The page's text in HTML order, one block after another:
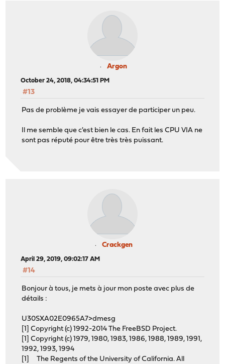
Argon
October 24, 2018, 04:34:51 PM
#13
Pas de problème je vais essayer de participer un peu.
Il me semble que c'est bien le cas. En fait les CPU VIA ne
sont pas réputé pour être très très puissant.
Crackgen
April 29, 2019, 09:02:17 AM
#14
Bonjour à tous, je mets à jour mon poste avec plus de
détails :
U30SXA02E0965A7>dmesg
[1] Copyright (c) 1992-2014 The FreeBSD Project.
[1] Copyright (c) 1979, 1980, 1983, 1986, 1988, 1989, 1991,
1992, 1993, 1994
[1] The Regents of the University of California. All